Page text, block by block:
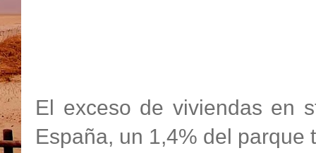
El exceso de viviendas en
España, un 1,4% del parque